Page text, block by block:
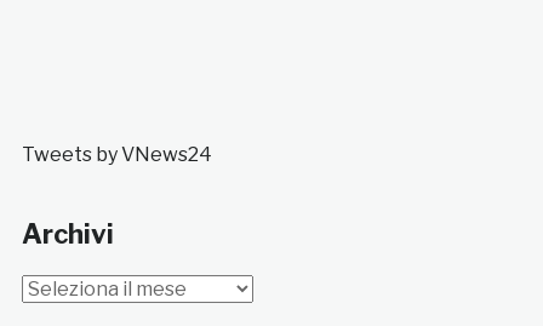
Tweets by VNews24
Archivi
Archivi